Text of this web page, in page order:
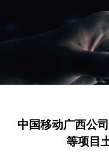
中国移动广西公
等项目